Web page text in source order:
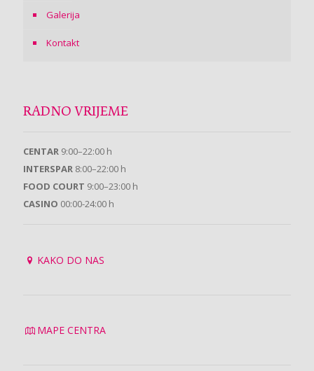
Galerija
Kontakt
RADNO VRIJEME
CENTAR 9:00–22:00 h
INTERSPAR 8:00–22:00 h
FOOD COURT 9:00–23:00 h
CASINO 00:00-24:00 h
KAKO DO NAS
MAPE CENTRA